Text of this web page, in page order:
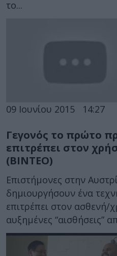
το...
09 Ιουνίου 2015 14:27
Γεγονός το πρώτο
επιτρέπει στον
(ΒΙΝΤΕΟ)
Επιστήμονες στην
δημιουργήσουν ένα
επιτρέπει στον ασθενή/
αυξημένες “αισθήσεις”